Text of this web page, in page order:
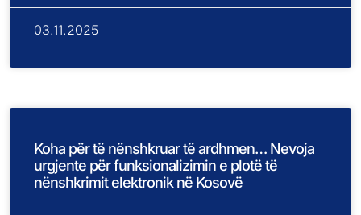
03.11.2025
Koha për të nënshkruar të ardhmen… Nevoja
urgjente për funksionalizimin e plotë të
nënshkrimit elektronik në Kosovë